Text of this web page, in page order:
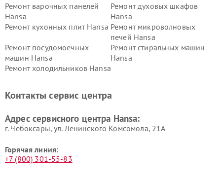
Ремонт варочных панелей
Hansa
Ремонт духовых шкафов
Hansa
Ремонт кухонных плит Hansa Ремонт микроволновых
печей Hansa
Ремонт посудомоечных
машин Hansa
Ремонт стиральных машин
Hansa
Ремонт холодильников Hansa
Контакты сервис центра
Адрес сервисного центра Hansa:
г. Чебоксары, ул. Ленинского Комсомола, 21А
Горячая линия:
+7 (800) 301-55-83